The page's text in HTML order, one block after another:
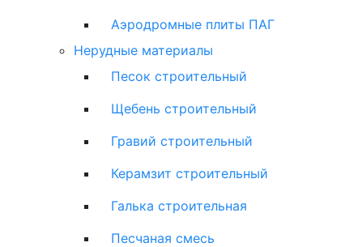
Аэродромные плиты ПАГ
Нерудные материалы
Песок строительный
Щебень строительный
Гравий строительный
Керамзит строительный
Галька строительная
Песчаная смесь